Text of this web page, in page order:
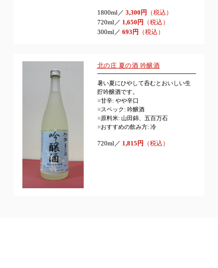
1800ml／ 3,300円 （税込）
720ml／ 1,650円 （税込）
300ml／ 693円 （税込）
北の庄 夏の酒 吟醸酒
暑い夏にひやして呑むとおいしい生
貯吟醸酒です。
■甘辛: やや辛口
■スペック: 吟醸酒
■原料米: 山田錦、五百万石
■おすすめの飲み方: 冷
720ml／ 1,815円 （税込）